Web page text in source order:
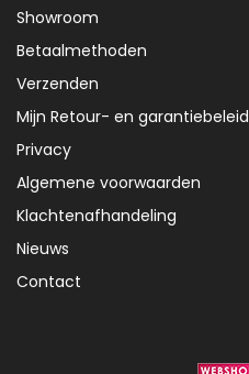
Showroom
Betaalmethoden
Verzenden
Mijn Retour- en garantiebeleid
Privacy
Algemene voorwaarden
Klachtenafhandeling
Nieuws
Contact